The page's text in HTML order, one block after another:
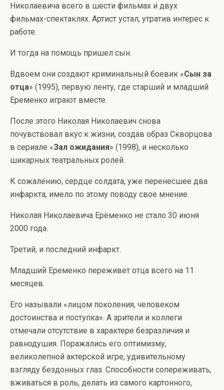
Николаевича всего в шести фильмах и двух
фильмах-спектаклях. Артист устал, утратив интерес к
работе.
И тогда на помощь пришел сын.
Вдвоем они создают криминальный боевик «Сын за
отца» (1995), первую ленту, где старший и младший
Еременко играют вместе.
После этого Николая Николаевич снова
почувствовал вкус к жизни, создав образ Скворцова
в сериале «Зал ожидания» (1998), и несколько
шикарных театральных ролей.
К сожалению, сердце солдата, уже перенесшее два
инфаркта, имело по этому поводу свое мнение.
Николая Николаевича Ерёменко не стало 30 июня
2000 года.
Третий, и последний инфаркт.
Младший Еременко переживет отца всего на 11
месяцев.
Его называли «лицом поколения, человеком
достоинства и поступка». А зрители и коллеги
отмечали отсутствие в характере безразличия и
равнодушия. Поражались его оптимизму,
великолепной актерской игре, удивительному
взгляду бездонных глаз. Способности сопереживать,
вживаться в роль, делать из самого картонного,